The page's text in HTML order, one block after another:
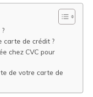
carte de crédit ?
chez CVC pour
de votre carte de